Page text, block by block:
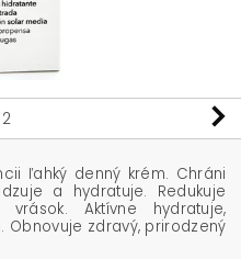
ľahký denný krém. Chráni
a hydratuje. Redukuje
Aktívne hydratuje,
Obnovuje zdravý, prirodzený